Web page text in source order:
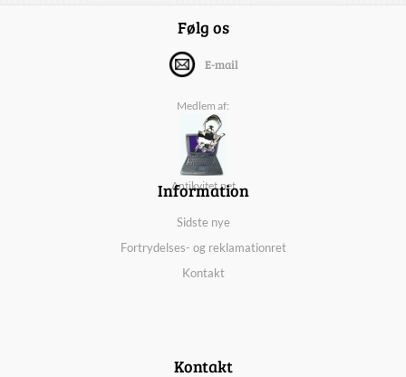
Følg os
E-mail
Medlem af:
Antikvitet.net
Information
Sidste nye
Fortrydelses- og reklamationret
Kontakt
Kontakt